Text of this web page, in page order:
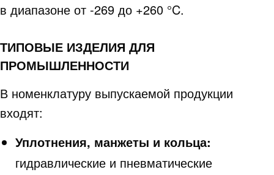
в диапазоне от -269 до +260 °C.
ТИПОВЫЕ ИЗДЕЛИЯ ДЛЯ
ПРОМЫШЛЕННОСТИ
В номенклатуру выпускаемой продукции
входят:
Уплотнения, манжеты и кольца:
гидравлические и пневматические